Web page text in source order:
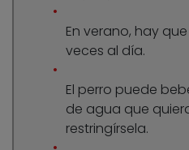
En verano, hay
veces al día.
El perro puede
de agua que
restringírsela.